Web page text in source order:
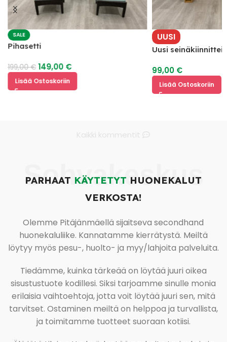
SALE
Pihasetti
199,00€ 149,00 €
Lisää Ostoskoriin
UUSI
Uusi
99,00 €
Lisää Ostoskoriin
Sohvakeskus
PARHAAT KÄYTETYT HUONEKALUT
VERKOSTA!
Olemme Pitäjänmäellä sijaitseva secondhand
huonekaluliike. Kannatamme kierrätystä. Meiltä
löytyy myös pesu-, huolto- ja myy/lahjoita palveluita.
Tiedämme, kuinka tärkeää on löytää juuri oikea
sisustustuote kodillesi. Siksi tarjoamme sinulle monia
erilaisia vaihtoehtoja, jotta voit löytää juuri sen, mitä
tarvitset. Ostaminen meiltä on helppoa ja turvallista,
ja toimitamme tuotteet suoraan kotiisi.